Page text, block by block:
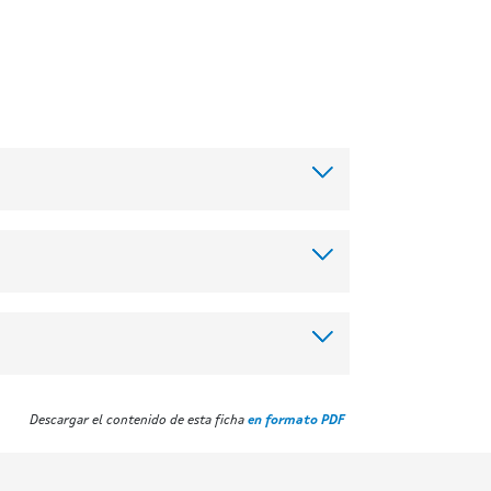
Descargar el contenido de esta ficha en formato PDF